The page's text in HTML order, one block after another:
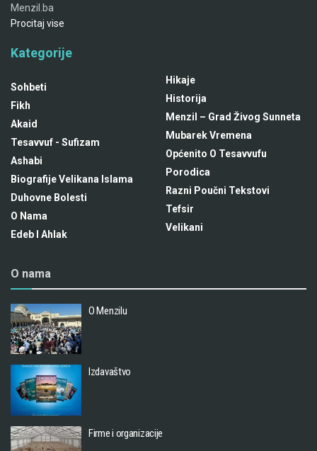
Menzil.ba
Procitaj vise
Kategorije
Sohbeti
Fikh
Akaid
Tesavvuf - Sufizam
Ashabi
Biografije Velikana Islama
Duhovne Bolesti
O Nama
Edeb I Ahlak
Hikaje
Historija
Menzil – Grad Živog Sunneta
Mubarek Vremena
Općenito O Tesavvufu
Porodica
Razni Poučni Tekstovi
Tefsir
Velikani
O nama
O Menzilu
Izdavaštvo
Firme i organizacije